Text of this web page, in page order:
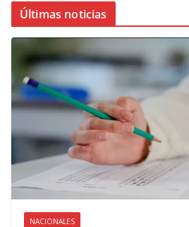
Últimas noticias
NACIONALES